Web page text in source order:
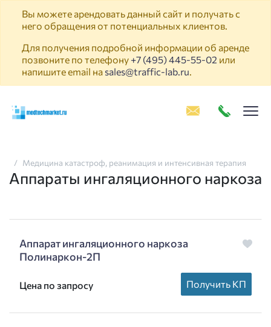
Вы можете арендовать данный сайт и получать с
него обращения от потенциальных клиентов.
Для получения подробной информации об аренде
позвоните по телефону +7 (495) 445-55-02 или
напишите email на sales@traffic-lab.ru.
Медицина катастроф, реанимация и интенсивная терапия
Аппараты ингаляционного наркоза
Аппарат ингаляционного наркоза
Полинаркон-2П
Цена по запросу Получить КП